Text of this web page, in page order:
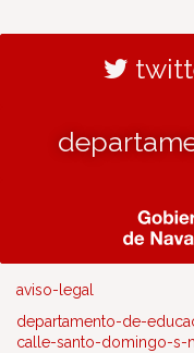
aviso-legal
departamento-de-
calle-santo-domingo-s-